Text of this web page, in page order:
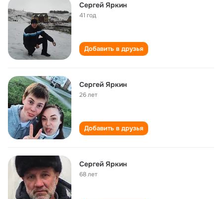
Сергей Яркин
41 год
Добавить в друзья
Сергей Яркин
26 лет
Добавить в друзья
Сергей Яркин
68 лет